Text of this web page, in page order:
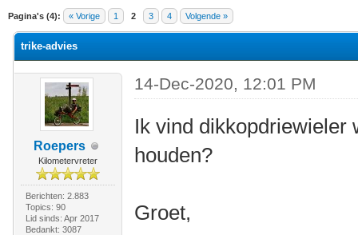
Pagina's (4): « Vorige 1 2 3 4 Volgende »
waardering is 0
trike-advies
Roepers
Kilometervreter
Berichten: 2.883
Topics: 90
Lid sinds: Apr 2017
Bedankt: 3087
14-Dec-2020, 12:01 PM
Ik vind dikkopdriewieler
houden?
Groet,